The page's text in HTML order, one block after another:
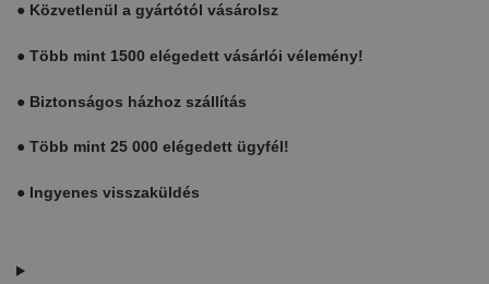
● Közvetlenül a gyártótól vásárolsz
● Több mint 1500 elégedett vásárlói vélemény!
● Biztonságos házhoz szállítás
● Több mint 25 000 elégedett ügyfél!
● Ingyenes visszaküldés